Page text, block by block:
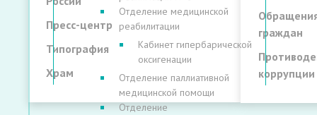
Пресс-центр
Типография
Храм
граждан
коррупции
Отделение медицинской
реабилитации
Кабинет гипербарической
оксигенации
Отделение паллиативной
медицинской помощи
Отделение